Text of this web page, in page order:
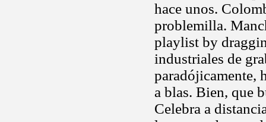
hace unos.
problemilla.
playlist by
industriales de
paradójicamente,
a blas. Bien, que
Celebra a